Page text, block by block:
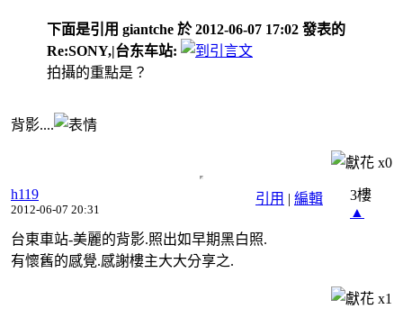
下面是引用 giantche 於 2012-06-07 17:02 發表的
Re:SONY,|台东车站:
拍攝的重點是？
背影....
x0
引用 | 編輯
h119
2012-06-07 20:31
3樓
▲
台東車站-美麗的背影.照出如早期黑白照.
有懷舊的感覺.感謝樓主大大分享之.
x1